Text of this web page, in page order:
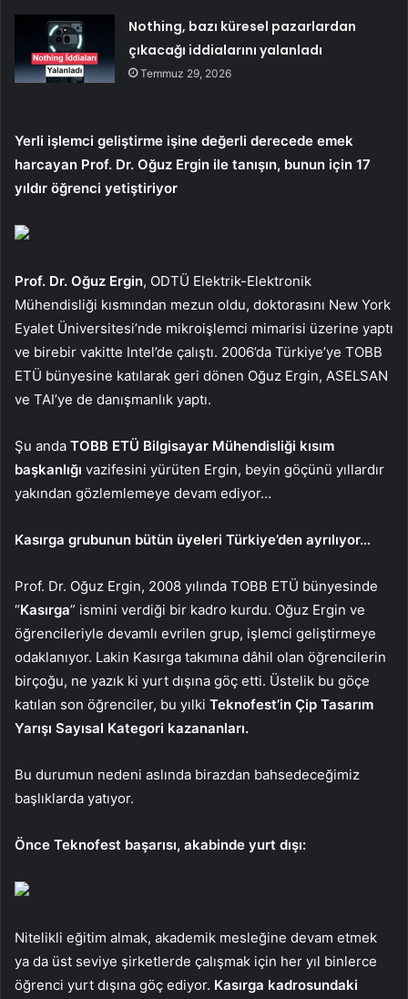
Nothing, bazı küresel pazarlardan
çıkacağı iddialarını yalanladı
Temmuz 29, 2026
Yerli işlemci geliştirme işine değerli derecede emek
harcayan Prof. Dr. Oğuz Ergin ile tanışın, bunun için 17
yıldır öğrenci yetiştiriyor
Prof. Dr. Oğuz Ergin, ODTÜ Elektrik-Elektronik
Mühendisliği kısmından mezun oldu, doktorasını New York
Eyalet Üniversitesi’nde mikroişlemci mimarisi üzerine yaptı
ve birebir vakitte Intel’de çalıştı. 2006’da Türkiye’ye TOBB
ETÜ bünyesine katılarak geri dönen Oğuz Ergin, ASELSAN
ve TAI’ye de danışmanlık yaptı.
Şu anda TOBB ETÜ Bilgisayar Mühendisliği kısım
başkanlığı vazifesini yürüten Ergin, beyin göçünü yıllardır
yakından gözlemlemeye devam ediyor…
Kasırga grubunun bütün üyeleri Türkiye’den ayrılıyor…
Prof. Dr. Oğuz Ergin, 2008 yılında TOBB ETÜ bünyesinde
“Kasırga” ismini verdiği bir kadro kurdu. Oğuz Ergin ve
öğrencileriyle devamlı evrilen grup, işlemci geliştirmeye
odaklanıyor. Lakin Kasırga takımına dâhil olan öğrencilerin
birçoğu, ne yazık ki yurt dışına göç etti. Üstelik bu göçe
katılan son öğrenciler, bu yılki Teknofest’in Çip Tasarım
Yarışı Sayısal Kategori kazananları.
Bu durumun nedeni aslında birazdan bahsedeceğimiz
başlıklarda yatıyor.
Önce Teknofest başarısı, akabinde yurt dışı:
Nitelikli eğitim almak, akademik mesleğine devam etmek
ya da üst seviye şirketlerde çalışmak için her yıl binlerce
öğrenci yurt dışına göç ediyor. Kasırga kadrosundaki